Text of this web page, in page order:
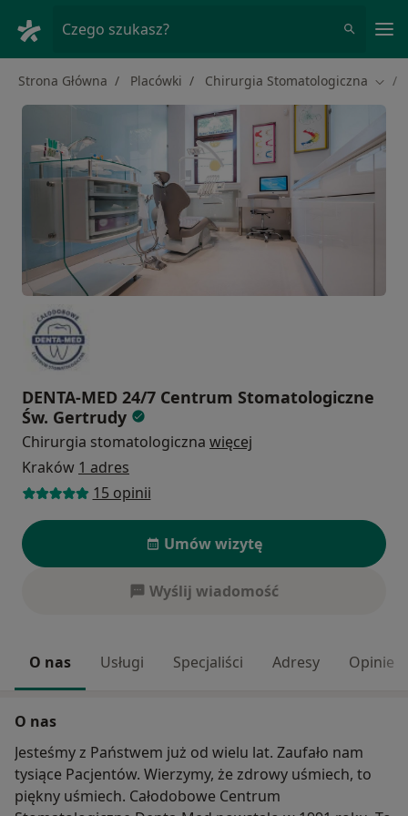
Czego szukasz?
Strona Główna Placówki Chirurgia Stomatologiczna
DENTA-MED 24/7 Centrum Stomatologiczne
Św. Gertrudy
Chirurgia stomatologiczna więcej
Kraków 1 adres
15 opinii
Umów wizytę
Wyślij wiadomość
O nas Usługi Specjaliści Adresy Opinie
O nas
Jesteśmy z Państwem już od wielu lat. Zaufało nam
tysiące Pacjentów. Wierzymy, że zdrowy uśmiech, to
piękny uśmiech. Całodobowe Centrum